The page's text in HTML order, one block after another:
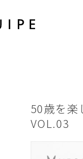
50歳を
VOL.03